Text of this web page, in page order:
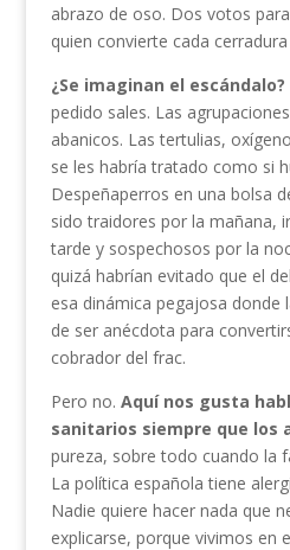
abrazo de oso. Dos votos
quien convierte cada
¿Se imaginan el escándalo?
pedido sales. Las
abanicos. Las tertulias,
se les habría tratado como si
Despeñaperros en una bolsa
sido traidores por la mañana,
tarde y sospechosos por la
quizá habrían evitado que el
esa dinámica pegajosa donde
de ser anécdota para
cobrador del frac.
Pero no. Aquí nos gusta
sanitarios siempre que los
pureza, sobre todo cuando la
La política española tiene
Nadie quiere hacer nada que
explicarse, porque vivimos en